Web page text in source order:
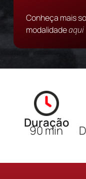
Conheça mais
modalidadeaqui
Duração
90 min